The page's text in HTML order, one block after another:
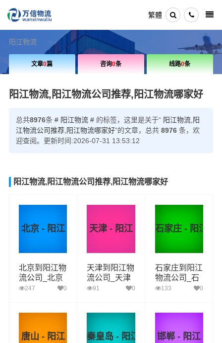
繁體
阳江物流
文章0篇 咨询0条 线路0条
阳江物流,阳江物流公司推荐,阳江物流哪家好
总共8976条 # 阳江物流 #的标签，这里是关于“ 阳江物流,阳
江物流公司推荐,阳江物流哪家好”的文章，总共 8976条，欢
迎查阅。更新时间:2026-07-31 13:53:12
阳江物流,阳江物流公司推荐,阳江物流哪家好
北京 - 阳江
北京到阳江物
流公司_北京
到阳江货运_
247 0
天津 - 阳江
天津到阳江物
流公司_天津
到阳江货运_
91 0
石家庄 - 阳江
石家庄到阳江
物流公司_石
家庄到阳江货
133 0
唐山 - 阳江 秦皇岛 - 阳江 邯郸 - 阳江